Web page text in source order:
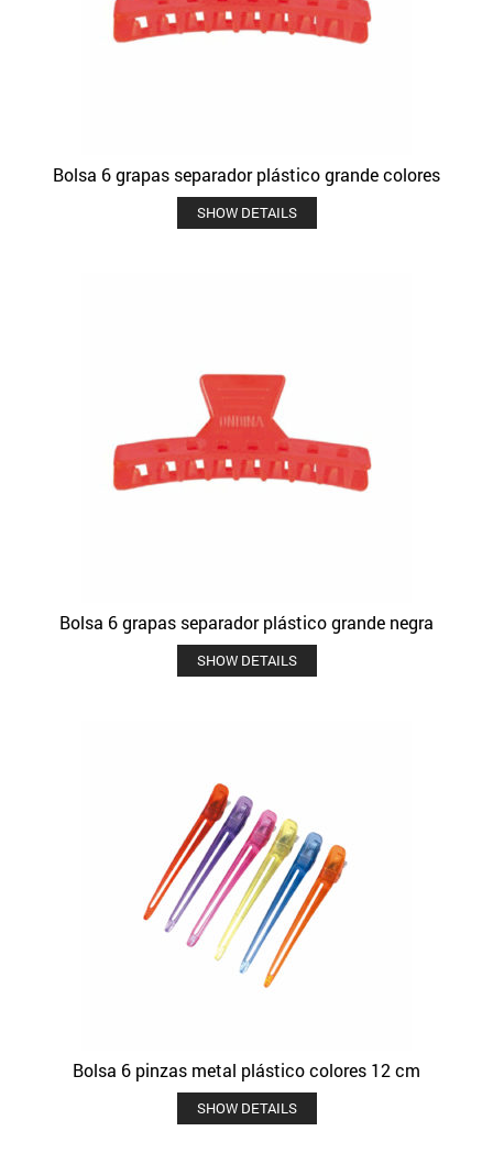
Bolsa 6 grapas separador plástico grande colores
SHOW DETAILS
Bolsa 6 grapas separador plástico grande negra
SHOW DETAILS
Bolsa 6 pinzas metal plástico colores 12 cm
SHOW DETAILS